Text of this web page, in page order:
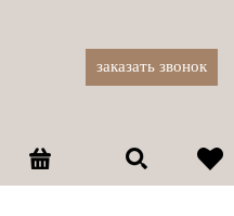
заказать звонок